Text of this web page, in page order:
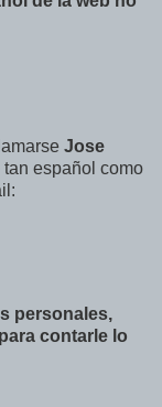
Jose
español como
personales,
contarle lo